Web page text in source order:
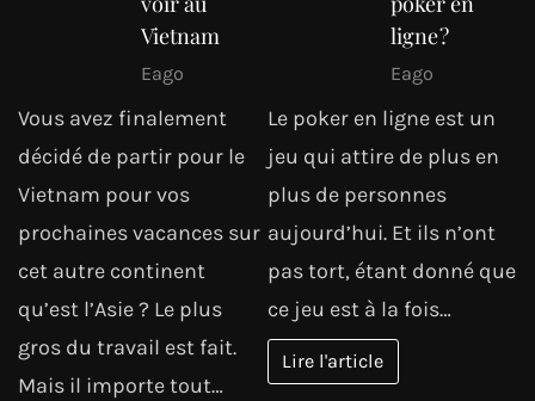
Vietnam
Eago
Vous avez finalement
décidé de partir pour le
Vietnam pour vos
prochaines vacances sur
cet autre continent
qu’est l’Asie ? Le plus
gros du travail est fait.
Mais il importe tout…
ligne ?
Eago
Le poker en ligne est un
jeu qui attire de plus en
plus de personnes
aujourd’hui. Et ils n’ont
pas tort, étant donné que
ce jeu est à la fois…
Lire l'article